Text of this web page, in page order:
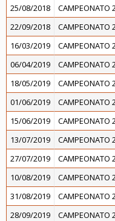
25/08/2018 CAMPEONATO
22/09/2018
CAMPEONATO
16/03/2019
CAMPEONATO
06/04/2019
CAMPEONATO
18/05/2019
CAMPEONATO
01/06/2019
CAMPEONATO
15/06/2019
CAMPEONATO
13/07/2019
CAMPEONATO
27/07/2019
CAMPEONATO
10/08/2019
CAMPEONATO
31/08/2019
CAMPEONATO
28/09/2019
CAMPEONATO